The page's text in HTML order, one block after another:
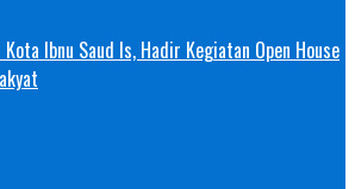
Ibnu Saud Is, Hadir Kegiatan Open House